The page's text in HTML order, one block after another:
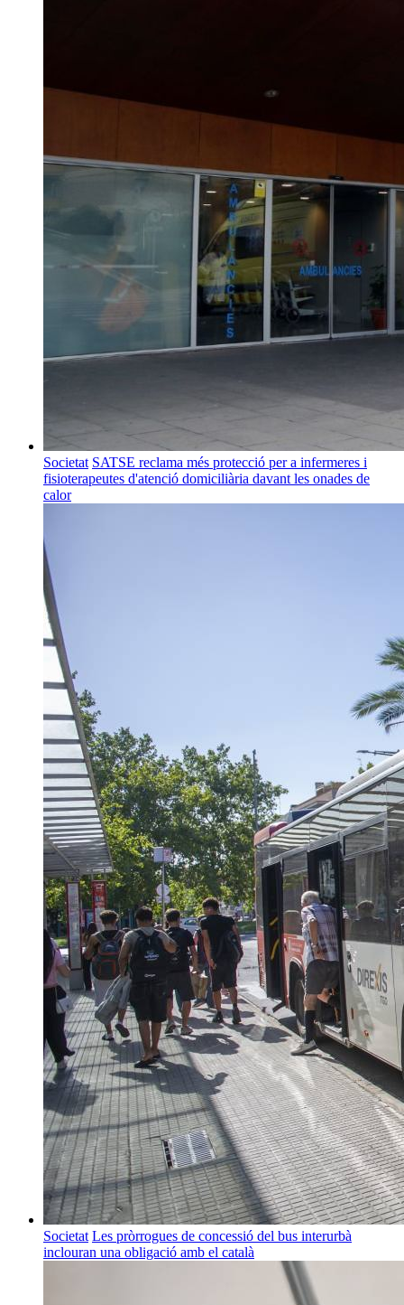
Societat SATSE reclama més protecció per a infermeres i
fisioterapeutes d'atenció domiciliària davant les onades de
calor
Societat Les pròrrogues de concessió del bus interurbà
inclouran una obligació amb el català